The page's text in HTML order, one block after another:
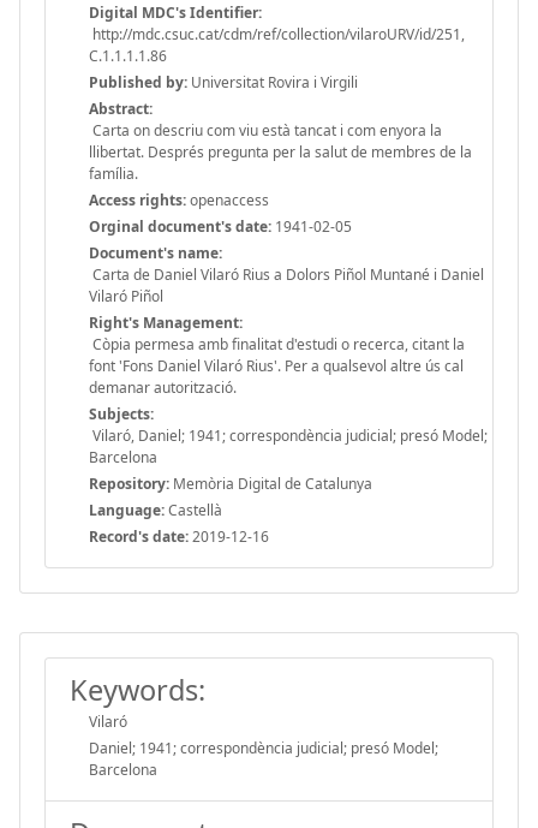
Digital MDC's Identifier:
http://mdc.csuc.cat/cdm/ref/collection/vilaroURV/id/251,
C.1.1.1.1.86
Published by: Universitat Rovira i Virgili
Abstract:
Carta on descriu com viu està tancat i com enyora la
llibertat. Després pregunta per la salut de membres de la
família.
Access rights:openaccess
Orginal document's date: 1941-02-05
Document's name:
Carta de Daniel Vilaró Rius a Dolors Piñol Muntané i Daniel
Vilaró Piñol
Right's Management:
Còpia permesa amb finalitat d'estudi o recerca, citant la
font 'Fons Daniel Vilaró Rius'. Per a qualsevol altre ús cal
demanar autorització.
Subjects:
Vilaró, Daniel; 1941; correspondència judicial; presó Model;
Barcelona
Repository: Memòria Digital de Catalunya
Language:Castellà
Record's date:2019-12-16
Keywords:
Vilaró
Daniel; 1941; correspondència judicial; presó Model;
Barcelona